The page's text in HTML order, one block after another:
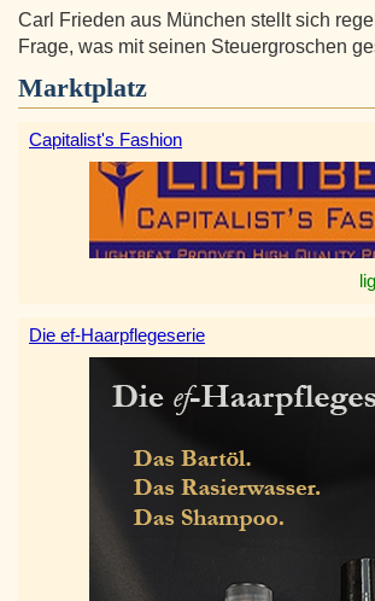
Carl Frieden aus München stellt sich
Frage, was mit seinen Steuergroschen
Marktplatz
Capitalist's Fashion
Die ef-Haarpflegeserie